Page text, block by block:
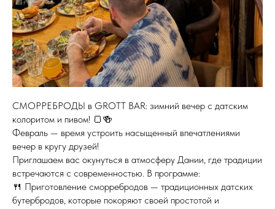
СМОРРЕБРОДЫ в GROTT BAR: зимний вечер с датским
колоритом и пивом! 🍞🍻
Февраль — время устроить насыщенный впечатлениями
вечер в кругу друзей!
Приглашаем вас окунуться в атмосферу Дании, где традиции
встречаются с современностью. В программе:
🍴 Приготовление сморребродов — традиционных датских
бутербродов, которые покоряют своей простотой и